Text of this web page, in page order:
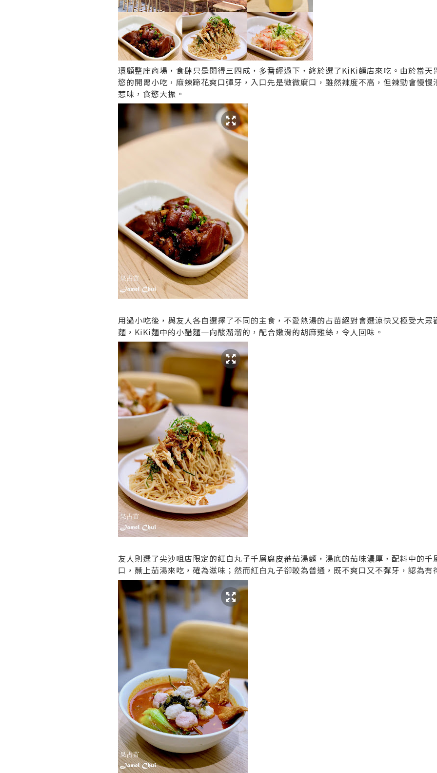
環顧整座商場，食肆只是開得三四成，多番經過下，終於選了KiKi麵店來吃。由於當天
慾的開胃小吃，麻辣蹄花爽口彈牙，入口先是微微麻口，雖然辣度不高，但辣勁會慢慢
惹味，食慾大振。
用過小吃後，與友人各自選擇了不同的主食，不愛熱湯的占苗絕對會選涼快又極受大眾
麵，KiKi麵中的小醋麵一向酸溜溜的，配合嫩滑的胡麻雞絲，令人回味。
友人則選了尖沙咀店限定的紅白丸子千層腐皮蕃茄湯麵，湯底的茄味濃厚，配料中的千
口，蘸上茄湯來吃，確為滋味；然而紅白丸子卻較為普通，既不爽口又不彈牙，認為有